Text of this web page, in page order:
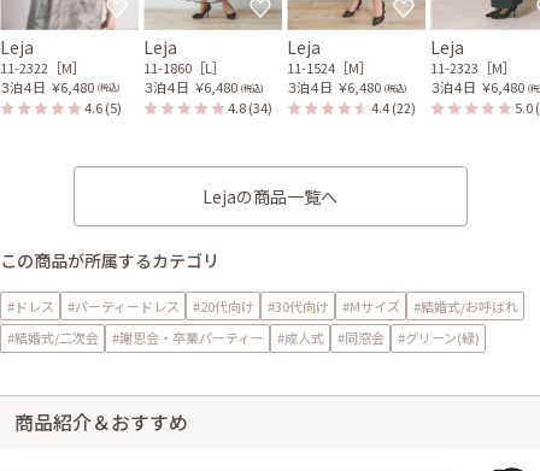
Leja
11-2322［M］
３泊４日 ￥6,480 (税込)
4.6(5)
Leja
11-1860［L］
３泊４日 ￥6,480 (税込)
4.8(34)
Leja
11-1524［M］
３泊４日 ￥6,480 (税込)
4.4(22)
Leja
11-2323［M］
３泊４日 ￥6,480 (
5.0
Lejaの商品一覧へ
この商品が所属するカテゴリ
#ドレス #パーティードレス #20代向け #30代向け #Mサイズ
#結婚式/お呼ばれ
#結婚式/二次会
#謝恩会・卒業パーティー #成人式 #同窓会 #グリーン(緑)
商品紹介＆おすすめ